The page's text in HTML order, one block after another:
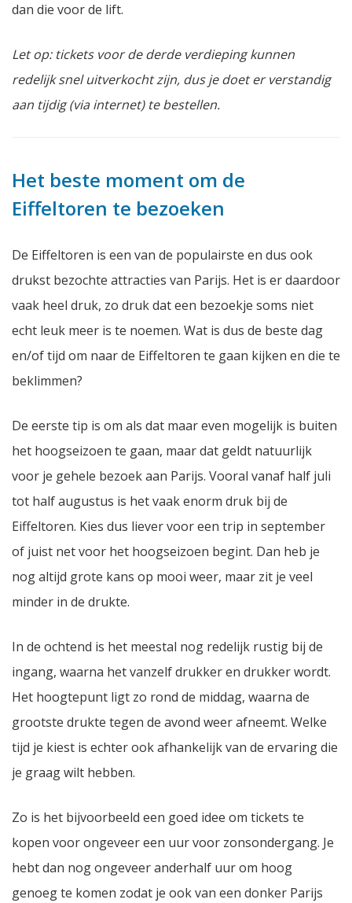
dan die voor de lift.
Let op: tickets voor de derde verdieping kunnen
redelijk snel uitverkocht zijn, dus je doet er verstandig
aan tijdig (via internet) te bestellen.
Het beste moment om de
Eiffeltoren te bezoeken
De Eiffeltoren is een van de populairste en dus ook
drukst bezochte attracties van Parijs. Het is er daardoor
vaak heel druk, zo druk dat een bezoekje soms niet
echt leuk meer is te noemen. Wat is dus de beste dag
en/of tijd om naar de Eiffeltoren te gaan kijken en die te
beklimmen?
De eerste tip is om als dat maar even mogelijk is buiten
het hoogseizoen te gaan, maar dat geldt natuurlijk
voor je gehele bezoek aan Parijs. Vooral vanaf half juli
tot half augustus is het vaak enorm druk bij de
Eiffeltoren. Kies dus liever voor een trip in september
of juist net voor het hoogseizoen begint. Dan heb je
nog altijd grote kans op mooi weer, maar zit je veel
minder in de drukte.
In de ochtend is het meestal nog redelijk rustig bij de
ingang, waarna het vanzelf drukker en drukker wordt.
Het hoogtepunt ligt zo rond de middag, waarna de
grootste drukte tegen de avond weer afneemt. Welke
tijd je kiest is echter ook afhankelijk van de ervaring die
je graag wilt hebben.
Zo is het bijvoorbeeld een goed idee om tickets te
kopen voor ongeveer een uur voor zonsondergang. Je
hebt dan nog ongeveer anderhalf uur om hoog
genoeg te komen zodat je ook van een donker Parijs